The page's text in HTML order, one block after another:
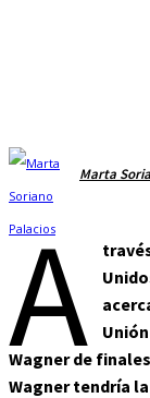
Marta
A
Wagner de
Wagner tendría